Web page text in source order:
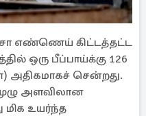
எண்ணெய் கிட்டத்தட்ட
ஒரு பீப்பாய்க்கு 126
அதிகமாகச் சென்றது.
அளவிலான
மிக உயர்ந்த